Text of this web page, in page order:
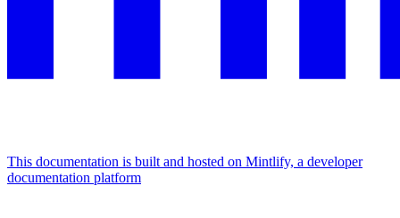
This documentation is built and hosted on Mintlify, a developer
documentation platform